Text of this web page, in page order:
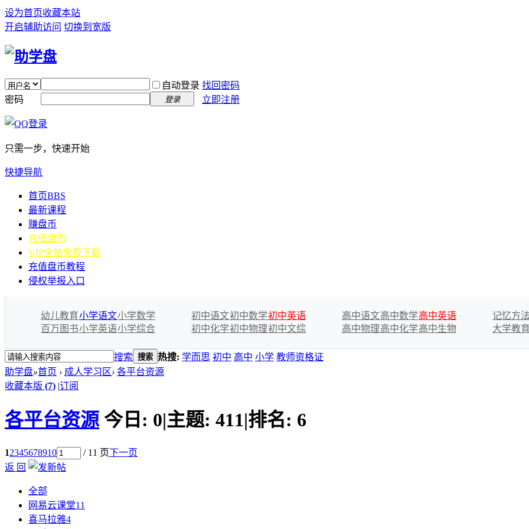
设为首页收藏本站
开启辅助访问 切换到宽版
自动登录 找回密码
密码
登录 立即注册
只需一步，快速开始
快捷导航
首页BBS
最新课程
赚盘币
充值盘币
VIP全站免费下载
充值盘币教程
侵权举报入口
幼儿教育小学语文小学数学
百万图书小学英语小学综合
初中语文初中数学初中英语
初中化学初中物理初中文综
高中语文高中数学高中英语
高中物理高中化学高中生物
记忆方法
大学教育
搜索 搜索 热搜: 学而思 初中 高中 小学 教师资格证
助学盘»首页 › 成人学习区› 各平台资源
收藏本版 (7) |订阅
各平台资源 今日: 0|主题: 411|排名: 6
12345678910 / 11 页下一页
返 回
全部
网易云课堂11
喜马拉雅4